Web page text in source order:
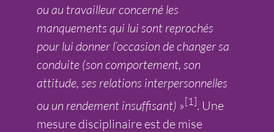
ou au travailleur concerné les
manquements qui lui sont reprochés
pour lui donner l’occasion de changer sa
conduite (son comportement, son
attitude, ses relations interpersonnelles
ou un rendement insuffisant) »[1]. Une
mesure disciplinaire est de mise